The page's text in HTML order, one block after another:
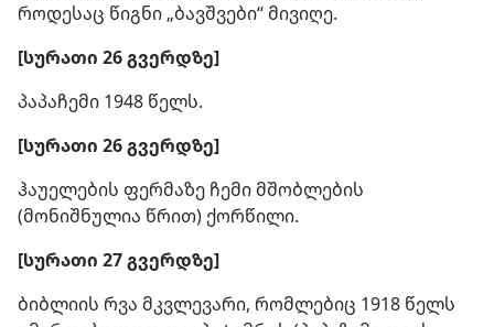
როდესაც წიგნი „ბავშვები“ მივიღე.
[სურათი 26 გვერდზე]
პაპაჩემი 1948 წელს.
[სურათი 26 გვერდზე]
ჰაუელების ფერმაზე ჩემი მშობლების
(მონიშნულია წრით) ქორწილი.
[სურათი 27 გვერდზე]
ბიბლიის რვა მკვლევარი, რომლებიც 1918 წელს